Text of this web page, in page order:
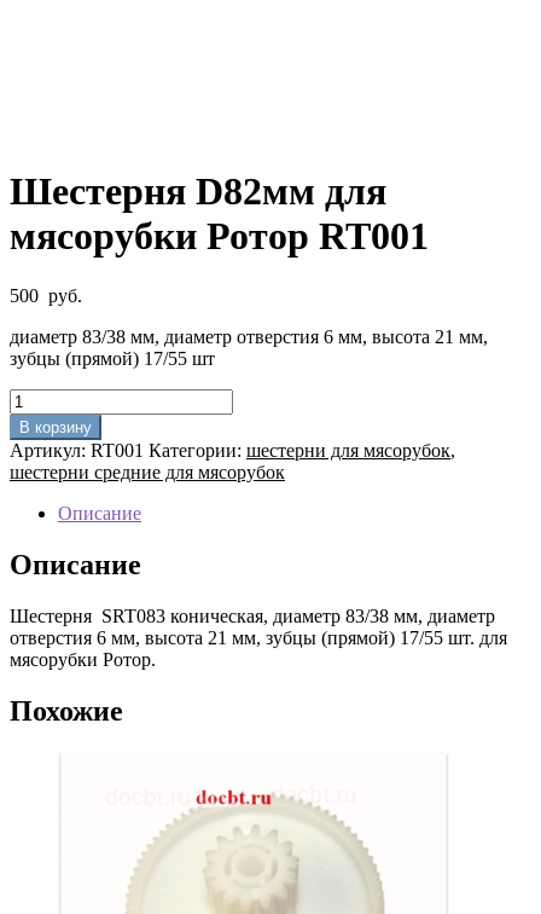
Шестерня D82мм для
мясорубки Ротор RT001
500 руб.
диаметр 83/38 мм, диаметр отверстия 6 мм, высота 21 мм,
зубцы (прямой) 17/55 шт
Количество
товара
Шестерня
D82мм
для
мясорубки
RT001
В корзину
Артикул: RT001 Категории: шестерни для мясорубок,
шестерни средние для мясорубок
Описание
Описание
Шестерня SRT083 коническая, диаметр 83/38 мм, диаметр
отверстия 6 мм, высота 21 мм, зубцы (прямой) 17/55 шт. для
мясорубки Ротор.
Похожие